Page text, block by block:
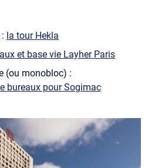
la tour Hekla
et base vie Layher Paris
(ou monobloc) :
bureaux pour Sogimac